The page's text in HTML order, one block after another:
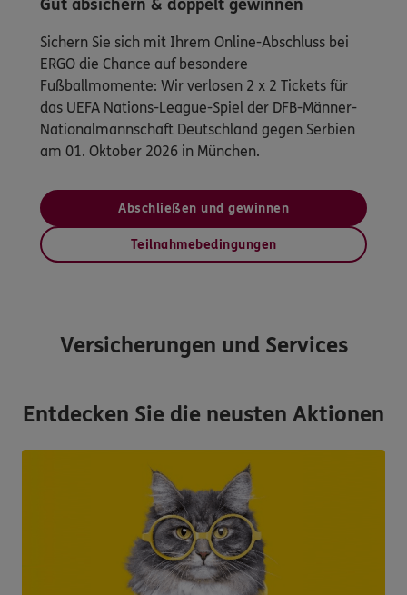
Gut absichern & doppelt gewinnen
Sichern Sie sich mit Ihrem Online-Abschluss bei
ERGO die Chance auf besondere
Fußballmomente: Wir verlosen 2 x 2 Tickets für
das UEFA Nations-League-Spiel der DFB-Männer-
Nationalmannschaft Deutschland gegen Serbien
am 01. Oktober 2026 in München.
Abschließen und gewinnen
Teilnahmebedingungen
Versicherungen und Services
Entdecken Sie die neusten Aktionen